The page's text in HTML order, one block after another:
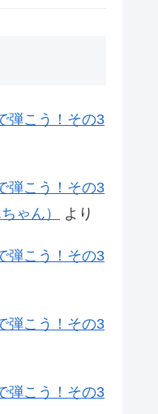
弾こう！その3
弾こう！その3
ゃん） より
弾こう！その3
弾こう！その3
弾こう！その3